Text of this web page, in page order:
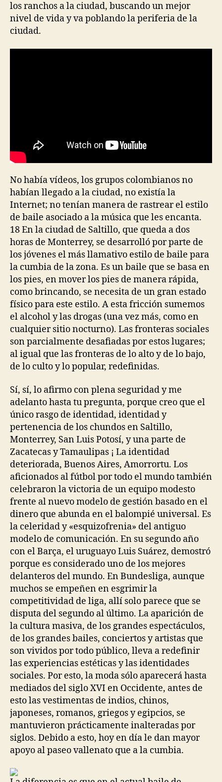
los ranchos a la ciudad, buscando un mejor
nivel de vida y va poblando la periferia de la
ciudad.
No había vídeos, los grupos colombianos no
habían llegado a la ciudad, no existía la
Internet; no tenían manera de rastrear el estilo
de baile asociado a la música que les encanta.
18 En la ciudad de Saltillo, que queda a dos
horas de Monterrey, se desarrolló por parte de
los jóvenes el más llamativo estilo de baile para
la cumbia de la zona. Es un baile que se basa en
los pies, en mover los pies de manera rápida,
como brincando, se necesita de un gran estado
físico para este estilo. A esta fricción sumemos
el alcohol y las drogas (una vez más, como en
cualquier sitio nocturno). Las fronteras sociales
son parcialmente desafiadas por estos lugares;
al igual que las fronteras de lo alto y de lo bajo,
de lo culto y lo popular, redefinidas.
Sí, sí, lo afirmo con plena seguridad y me
adelanto hasta tu pregunta, porque creo que el
único rasgo de identidad, identidad y
pertenencia de los chundos en Saltillo,
Monterrey, San Luis Potosí, y una parte de
Zacatecas y Tamaulipas ¡ La identidad
deteriorada, Buenos Aires, Amorrortu. Los
aficionados al fútbol por todo el mundo también
celebraron la victoria de un equipo modesto
frente al nuevo modelo de gestión basado en el
dinero que abunda en el balompié universal. Es
la celeridad y «esquizofrenia» del antiguo
modelo de comunicación. En su segundo año
con el Barça, el uruguayo Luis Suárez, demostró
porque es considerado uno de los mejores
delanteros del mundo. En Bundesliga, aunque
muchos se empeñen en esgrimir la
competitividad de liga, allí solo parece que se
disputa del segundo al último. La aparición de
la cultura masiva, de los grandes espectáculos,
de los grandes bailes, conciertos y artistas que
son vividos por todo público, lleva a redefinir
las experiencias estéticas y las identidades
sociales. Por esto, la moda sólo aparecerá hasta
mediados del siglo XVI en Occidente, antes de
esto las vestimentas de indios, chinos,
japoneses, romanos, griegos y egipcios, se
mantuvieron prácticamente inalteradas por
siglos. Debido a esto, hoy en día le dan mayor
apoyo al paseo vallenato que a la cumbia.